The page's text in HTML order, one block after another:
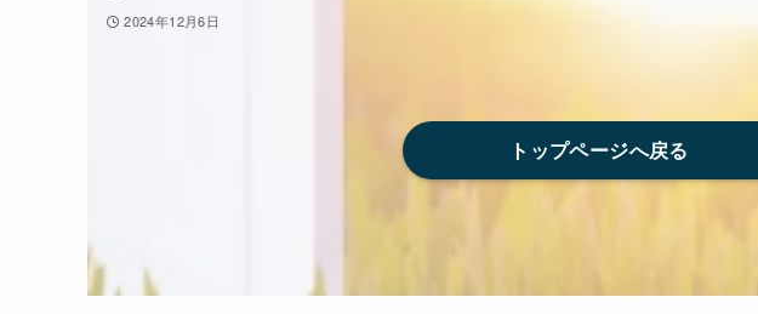
2024年12月6日
トップページへ戻る